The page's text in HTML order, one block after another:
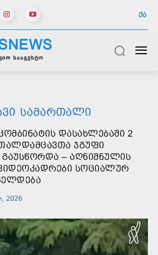
ᲥᲐ
სააგენტო
ᲡᲐᲛᲐᲠᲗᲐᲚᲘ
ᲓᲐᲡᲐᲮᲚᲔᲑᲐᲨᲘ 2
ᲯᲒᲣᲤᲘ
– ᲐᲦᲜᲘᲨᲜᲣᲚᲘᲡ
ᲡᲝᲪᲘᲐᲚᲣᲠ
2026